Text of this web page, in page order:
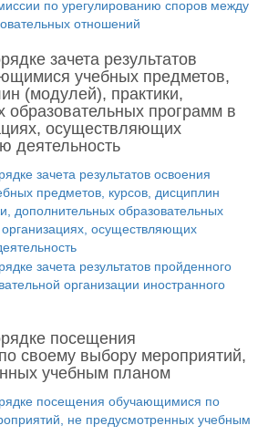
по урегулированию споров между
отношений
зачета результатов
учебных предметов,
(модулей), практики,
образовательных программ в
осуществляющих
деятельность
зачета результатов освоения
предметов, курсов, дисциплин
дополнительных образовательных
осуществляющих
зачета результатов пройденного
организации иностранного
посещения
своему выбору мероприятий,
учебным планом
посещения обучающимися по
не предусмотренных учебным